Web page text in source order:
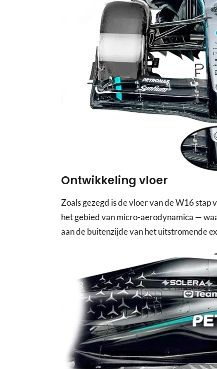
Ontwikkeling vloer
Zoals gezegd is de vloer van de W16 stap
het gebied van micro-aerodynamica —
aan de buitenzijde van het uitstromende